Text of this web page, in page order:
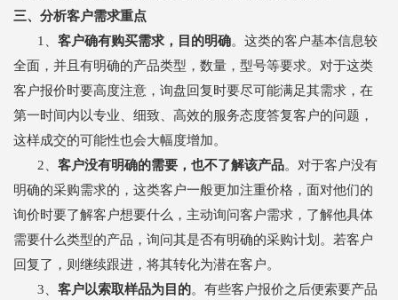
三、分析客户需求重点
1、 客户确有购买需求，目的明确。这类的客户基本信息较
全面，并且有明确的产品类型，数量，型号等要求。对于这类
客户报价时要高度注意，询盘回复时要尽可能满足其需求，在
第一时间内以专业、细致、高效的服务态度答复客户的问题，
这样成交的可能性也会大幅度增加。
2、 客户没有明确的需要，也不了解该产品。对于客户没有
明确的采购需求的，这类客户一般更加注重价格，面对他们的
询价时要了解客户想要什么，主动询问客户需求，了解他具体
需要什么类型的产品，询问其是否有明确的采购计划。若客户
回复了，则继续跟进，将其转化为潜在客户。
3、 客户以索取样品为目的。有些客户报价之后便索要产品